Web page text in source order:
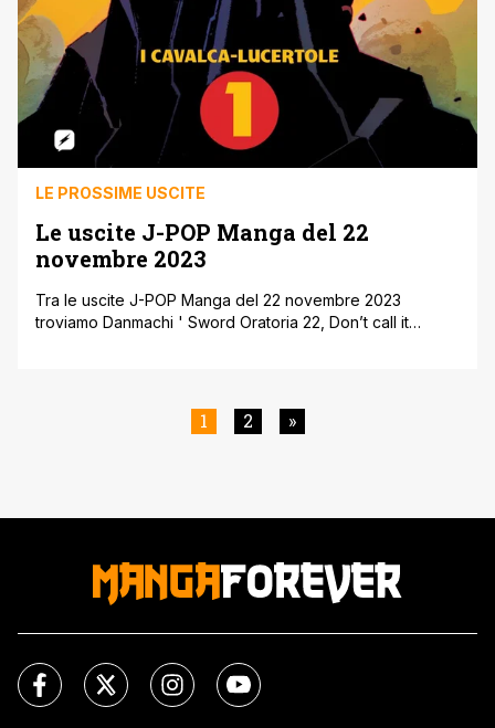
LE PROSSIME USCITE
Le uscite J-POP Manga del 22
novembre 2023
Tra le uscite J-POP Manga del 22 novembre 2023
troviamo Danmachi ' Sword Oratoria 22, Don’t call it
shonen Mononogatari 6 e dalla vicissitudini della
bellissima Mona, in [']
1 2 »